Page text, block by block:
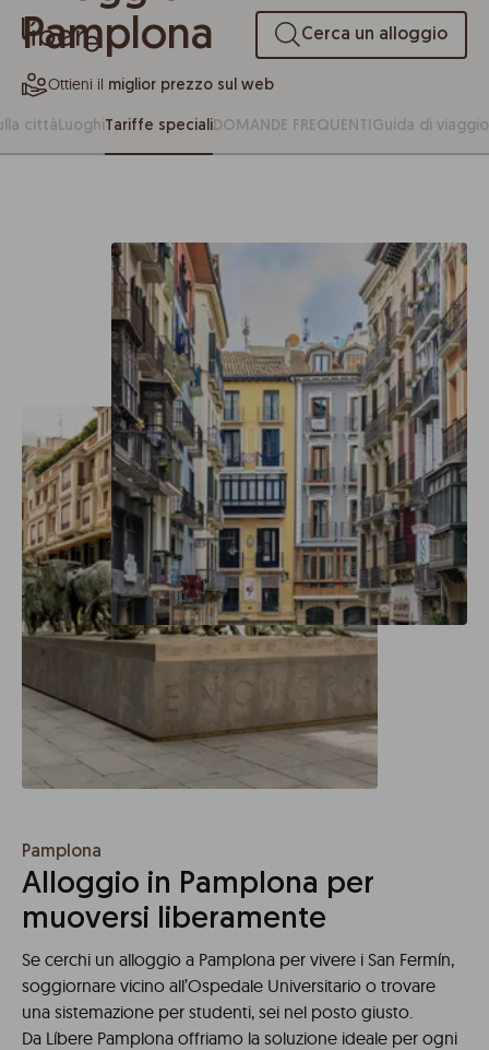
Cerca un alloggio
Pamplona
Ottieni il miglior prezzo sul web
cittàLuoghiTariffe specialiDOMANDE FREQUENTI Guida di viaggio
Pamplona
Alloggio in Pamplona per
muoversi liberamente
Se cerchi un alloggio a Pamplona per vivere i San Fermín,
soggiornare vicino all’Ospedale Universitario o trovare
una sistemazione per studenti, sei nel posto giusto.
Da Líbere Pamplona offriamo la soluzione ideale per ogni